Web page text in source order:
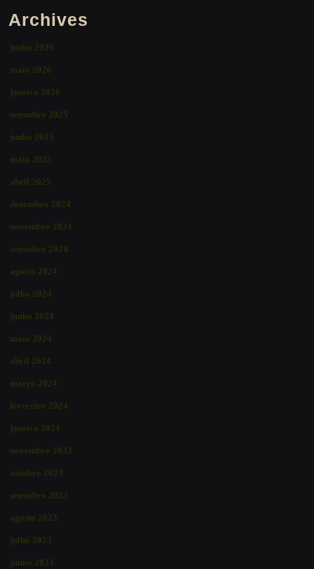
Archives
junho 2026
maio 2026
janeiro 2026
setembro 2025
junho 2025
maio 2025
abril 2025
dezembro 2024
novembro 2024
setembro 2024
agosto 2024
julho 2024
junho 2024
maio 2024
abril 2024
março 2024
fevereiro 2024
janeiro 2024
novembro 2023
outubro 2023
setembro 2023
agosto 2023
julho 2023
junho 2023